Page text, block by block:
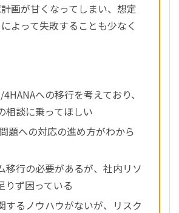
画が甘くなってしまい、想定
よって失敗することも少なく
4HANAへの移行を考えており、
相談に乗ってほしい
題への対応の進め方がわから
移行の必要があるが、社内リソ
りず困っている
するノウハウがないが、リスク